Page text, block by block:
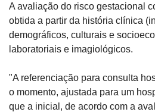
A avaliação do risco gestacional
obtida a partir da história clínica
demográficos, culturais e
laboratoriais e imagiológicos.
"A referenciação para consulta
o momento, ajustada para um
que a inicial, de acordo com a